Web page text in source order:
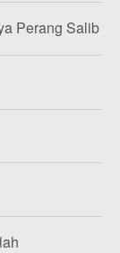
Perang Salib